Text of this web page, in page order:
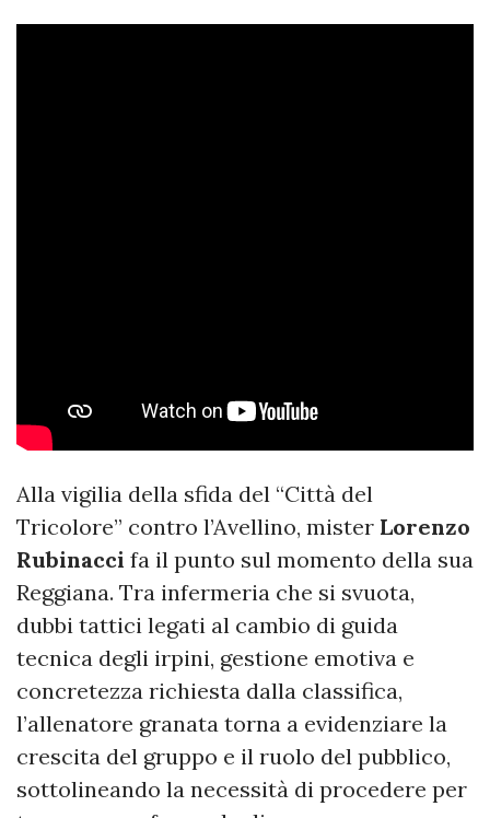
Alla vigilia della sfida del “Città del
Tricolore” contro l’Avellino, mister Lorenzo
Rubinacci fa il punto sul momento della sua
Reggiana. Tra infermeria che si svuota,
dubbi tattici legati al cambio di guida
tecnica degli irpini, gestione emotiva e
concretezza richiesta dalla classifica,
l’allenatore granata torna a evidenziare la
crescita del gruppo e il ruolo del pubblico,
sottolineando la necessità di procedere per